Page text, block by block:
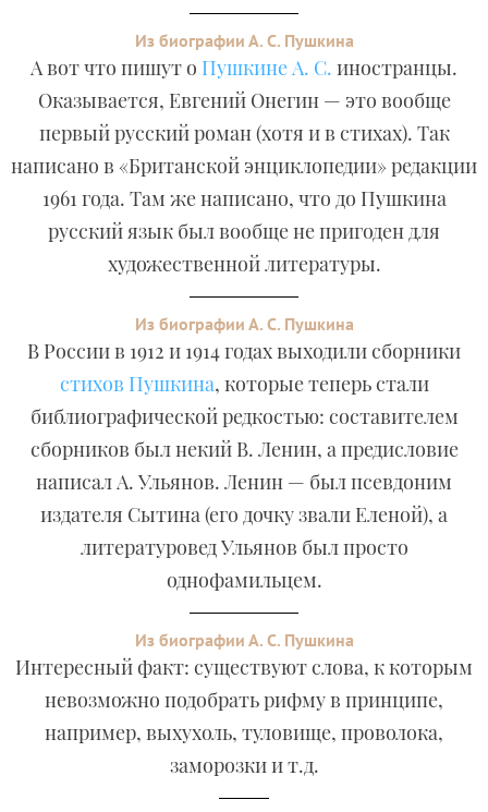
Из биографии А. С. Пушкина
А вот что пишут о Пушкине А. С. иностранцы.
Оказывается, Евгений Онегин — это вообще
первый русский роман (хотя и в стихах). Так
написано в «Британской энциклопедии» редакции
1961 года. Там же написано, что до Пушкина
русский язык был вообще не пригоден для
художественной литературы.
Из биографии А. С. Пушкина
В России в 1912 и 1914 годах выходили сборники
стихов Пушкина, которые теперь стали
библиографической редкостью: составителем
сборников был некий В. Ленин, а предисловие
написал А. Ульянов. Ленин — был псевдоним
издателя Сытина (его дочку звали Еленой), а
литературовед Ульянов был просто
однофамильцем.
Из биографии А. С. Пушкина
Интересный факт: существуют слова, к которым
невозможно подобрать рифму в принципе,
например, выхухоль, туловище, проволока,
заморозки и т.д.